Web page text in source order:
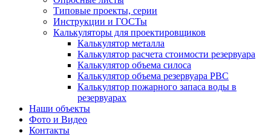
Типовые проекты, серии
Инструкции и ГОСТы
Калькуляторы для проектировщиков
Калькулятор металла
Калькулятор расчета стоимости резервуара
Калькулятор объема силоса
Калькулятор объема резервуара РВС
Калькулятор пожарного запаса воды в
резервуарах
Наши объекты
Фото и Видео
Контакты